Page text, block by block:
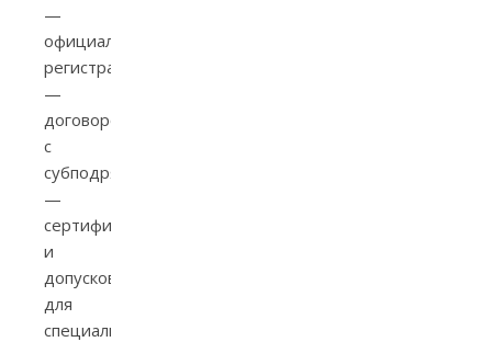
—
официальной
регистрации;
—
договоров
с
субподрядчиками;
—
сертификатов
и
допусков
для
специальных